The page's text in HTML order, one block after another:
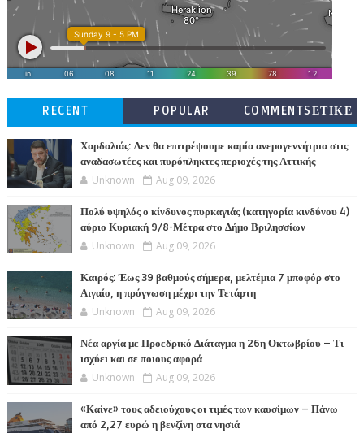
RECENT POPULAR
COMMENTSΕΤΙΚΕ
Χαρδαλιάς: Δεν θα επιτρέψουμε καμία ανεμογεννήτρια στις
αναδασωτέες και πυρόπληκτες περιοχές της Αττικής
Unknown Aug 09, 2026
Πολύ υψηλός ο κίνδυνος πυρκαγιάς (κατηγορία κινδύνου 4)
αύριο Κυριακή 9/8-Μέτρα στο Δήμο Βριλησσίων
Unknown Aug 09, 2026
Καιρός: Έως 39 βαθμούς σήμερα, μελτέμια 7 μποφόρ στο
Αιγαίο, η πρόγνωση μέχρι την Τετάρτη
Unknown Aug 09, 2026
Νέα αργία με Προεδρικό Διάταγμα η 26η Οκτωβρίου – Τι
ισχύει και σε ποιους αφορά
Unknown Aug 09, 2026
«Καίνε» τους αδειούχους οι τιμές των καυσίμων – Πάνω
από 2,27 ευρώ η βενζίνη στα νησιά